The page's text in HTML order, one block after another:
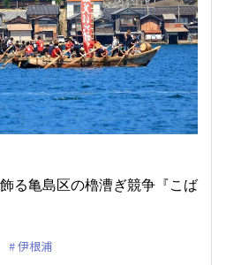
る亀島区の櫓漕ぎ競争『こば
伊根浦